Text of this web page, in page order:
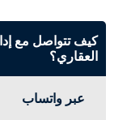
كيف تتواصل مع
العقاري؟
عبر واتساب